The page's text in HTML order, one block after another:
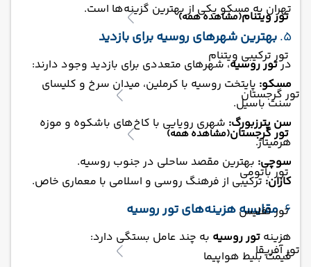
تور ویتنام(مشاهده همه)
تور ترکیبی ویتنام
تور گرجستان
تور گرجستان(مشاهده همه)
تور باتومی
تور تفلیس
تور آفریقا
تهران به مسکو یکی از بهترین گزینه‌ها است.
5. بهترین شهرهای روسیه برای بازدید
درتور روسیه، شهرهای متعددی برای بازدید وجود دارند:
مسکو: پایتخت روسیه با کرملین، میدان سرخ و کلیسای
سنت باسیل.
سن پترزبورگ: شهری رویایی با کاخ‌های باشکوه و موزه
هرمیتاژ.
سوچی: بهترین مقصد ساحلی در جنوب روسیه.
کازان: ترکیبی از فرهنگ روسی و اسلامی با معماری خاص.
6. مقایسه هزینه‌های تور روسیه
هزینه تور روسیه به چند عامل بستگی دارد:
قیمت بلیط هواپیما